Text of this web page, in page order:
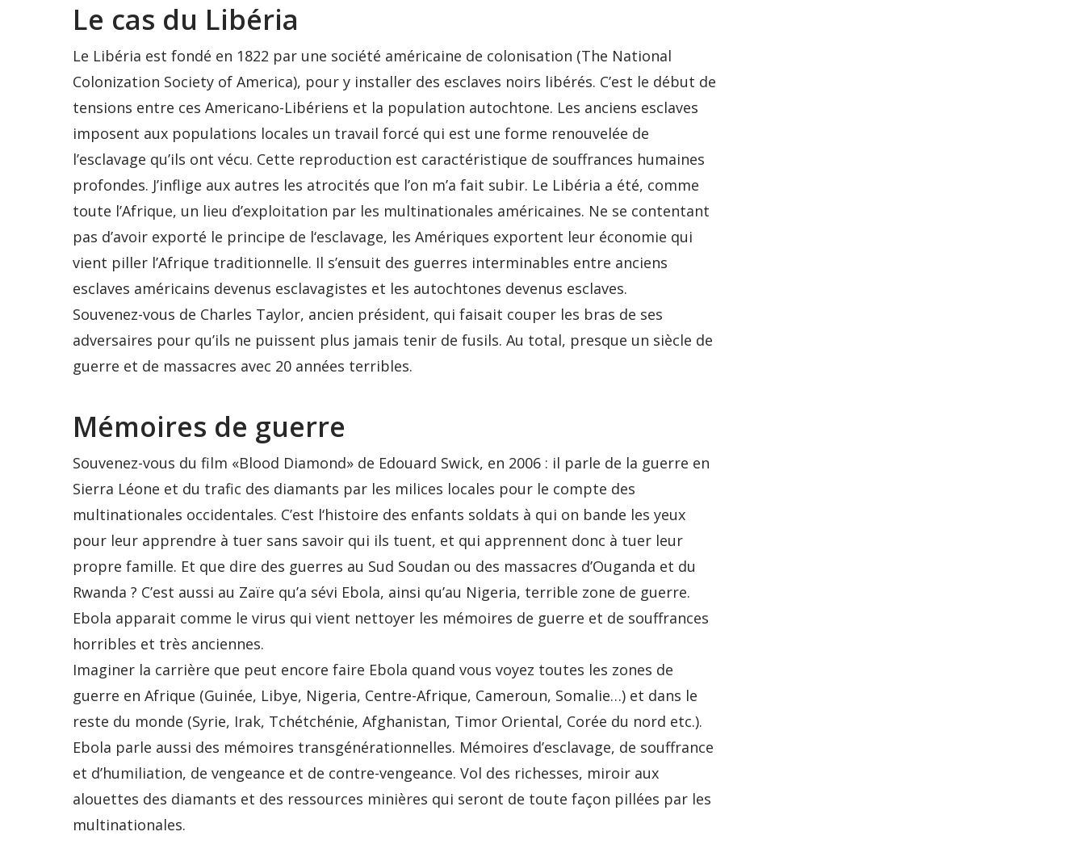
Le cas du Libéria
Le Libéria est fondé en 1822 par une société américaine de colonisation (The National
Colonization Society of America), pour y installer des esclaves noirs libérés. C’est le début de
tensions entre ces Americano-Libériens et la population autochtone. Les anciens esclaves
imposent aux populations locales un travail forcé qui est une forme renouvelée de
l’esclavage qu’ils ont vécu. Cette reproduction est caractéristique de souffrances humaines
profondes. J’inflige aux autres les atrocités que l’on m’a fait subir. Le Libéria a été, comme
toute l’Afrique, un lieu d’exploitation par les multinationales américaines. Ne se contentant
pas d’avoir exporté le principe de l‘esclavage, les Amériques exportent leur économie qui
vient piller l’Afrique traditionnelle. Il s’ensuit des guerres interminables entre anciens
esclaves américains devenus esclavagistes et les autochtones devenus esclaves.
Souvenez-vous de Charles Taylor, ancien président, qui faisait couper les bras de ses
adversaires pour qu’ils ne puissent plus jamais tenir de fusils. Au total, presque un siècle de
guerre et de massacres avec 20 années terribles.
Mémoires de guerre
Souvenez-vous du film «Blood Diamond» de Edouard Swick, en 2006 : il parle de la guerre en
Sierra Léone et du trafic des diamants par les milices locales pour le compte des
multinationales occidentales. C’est l‘histoire des enfants soldats à qui on bande les yeux
pour leur apprendre à tuer sans savoir qui ils tuent, et qui apprennent donc à tuer leur
propre famille. Et que dire des guerres au Sud Soudan ou des massacres d’Ouganda et du
Rwanda ? C’est aussi au Zaïre qu’a sévi Ebola, ainsi qu’au Nigeria, terrible zone de guerre.
Ebola apparait comme le virus qui vient nettoyer les mémoires de guerre et de souffrances
horribles et très anciennes.
Imaginer la carrière que peut encore faire Ebola quand vous voyez toutes les zones de
guerre en Afrique (Guinée, Libye, Nigeria, Centre-Afrique, Cameroun, Somalie…) et dans le
reste du monde (Syrie, Irak, Tchétchénie, Afghanistan, Timor Oriental, Corée du nord etc.).
Ebola parle aussi des mémoires transgénérationnelles. Mémoires d’esclavage, de souffrance
et d’humiliation, de vengeance et de contre-vengeance. Vol des richesses, miroir aux
alouettes des diamants et des ressources minières qui seront de toute façon pillées par les
multinationales.